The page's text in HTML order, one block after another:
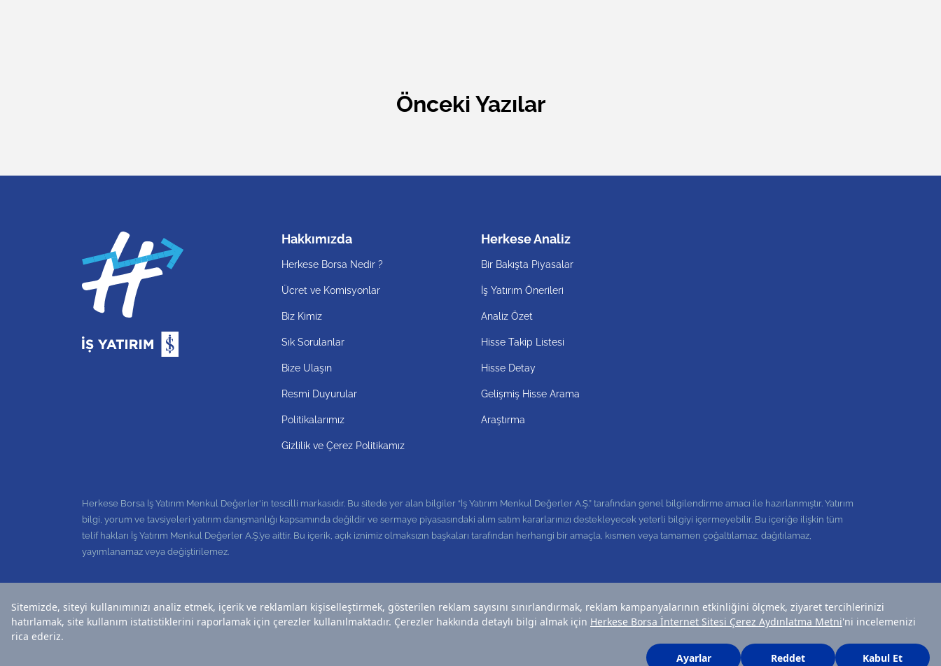
Önceki Yazılar
Hakkımızda
Herkese Borsa Nedir ?
Ücret ve Komisyonlar
Biz Kimiz
Sık Sorulanlar
Bize Ulaşın
Resmi Duyurular
Politikalarımız
Gizlilik ve Çerez Politikamız
Herkese Analiz
Bir Bakışta Piyasalar
İş Yatırım Önerileri
Analiz Özet
Hisse Takip Listesi
Hisse Detay
Gelişmiş Hisse Arama
Araştırma
Herkese Borsa İş Yatırım Menkul Değerler'in tescilli markasıdır. Bu sitede yer alan bilgiler “İş Yatırım Menkul Değerler A.Ş.” tarafından genel bilgilendirme amacı ile hazırlanmıştır. Yatırım
bilgi, yorum ve tavsiyeleri yatırım danışmanlığı kapsamında değildir ve sermaye piyasasındaki alım satım kararlarınızı destekleyecek yeterli bilgiyi içermeyebilir. Bu içeriğe ilişkin tüm
telif hakları İş Yatırım Menkul Değerler A.Ş.’ye aittir. Bu içerik, açık iznimiz olmaksızın başkaları tarafından herhangi bir amaçla, kısmen veya tamamen çoğaltılamaz, dağıtılamaz,
yayımlanamaz veya değiştirilemez.